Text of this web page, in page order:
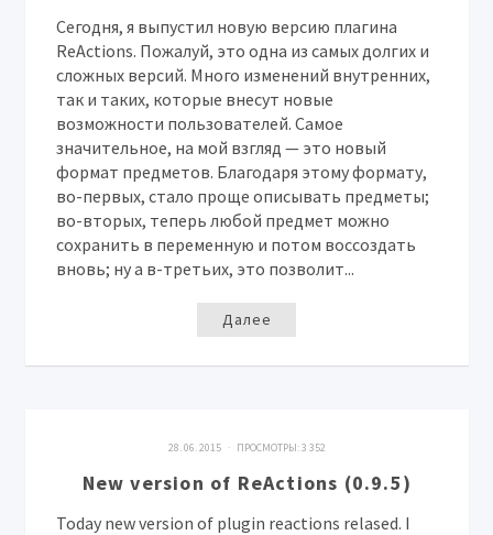
Сегодня, я выпустил новую версию плагина
ReActions. Пожалуй, это одна из самых долгих и
сложных версий. Много изменений внутренних,
так и таких, которые внесут новые
возможности пользователей. Самое
значительное, на мой взгляд — это новый
формат предметов. Благодаря этому формату,
во-первых, стало проще описывать предметы;
во-вторых, теперь любой предмет можно
сохранить в переменную и потом воссоздать
вновь; ну а в-третьих, это позволит...
Далее
28. 06. 2015 · ПРОСМОТРЫ:3 352
New version of ReActions (0.9.5)
Today new version of plugin reactions relased. I